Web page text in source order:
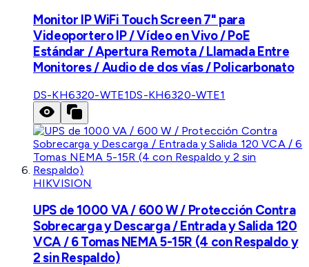
Monitor IP WiFi Touch Screen 7" para
Videoportero IP / Vídeo en Vivo / PoE
Estándar / Apertura Remota / Llamada Entre
Monitores / Audio de dos vías / Policarbonato
DS-KH6320-WTE1DS-KH6320-WTE1
HIKVISION
UPS de 1000 VA / 600 W / Protección Contra
Sobrecarga y Descarga / Entrada y Salida 120
VCA / 6 Tomas NEMA 5-15R (4 con Respaldo y
2 sin Respaldo)